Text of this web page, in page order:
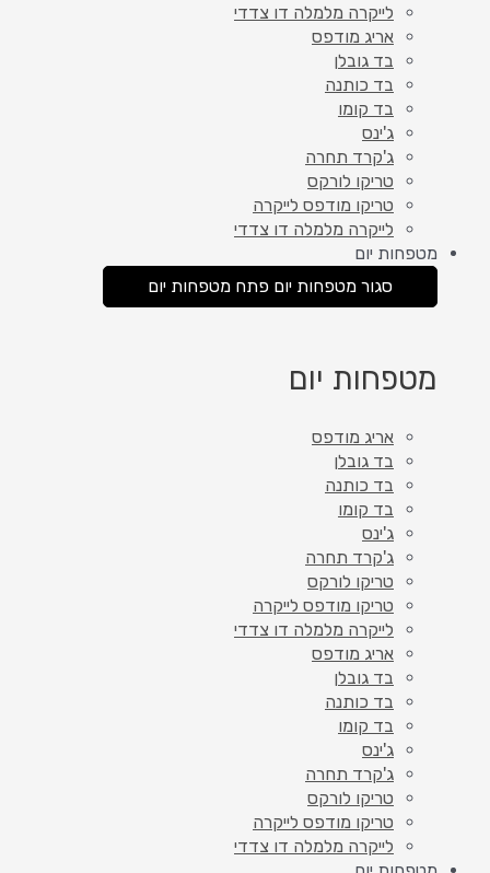
לייקרה מלמלה דו צדדי
אריג מודפס
בד גובלן
בד כותנה
בד קומו
ג'ינס
ג'קרד תחרה
טריקו לורקס
טריקו מודפס לייקרה
לייקרה מלמלה דו צדדי
מטפחות יום
סגור מטפחות יום פתח מטפחות יום
מטפחות יום
אריג מודפס
בד גובלן
בד כותנה
בד קומו
ג'ינס
ג'קרד תחרה
טריקו לורקס
טריקו מודפס לייקרה
לייקרה מלמלה דו צדדי
אריג מודפס
בד גובלן
בד כותנה
בד קומו
ג'ינס
ג'קרד תחרה
טריקו לורקס
טריקו מודפס לייקרה
לייקרה מלמלה דו צדדי